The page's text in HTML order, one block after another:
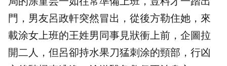
門，男友呂政軒突然冒出，從後方勒住她，來
載涂女上班的王姓男同事見狀衝上前，企圖拉
開二人，但呂卻持水果刀猛刺涂的頸部，行凶